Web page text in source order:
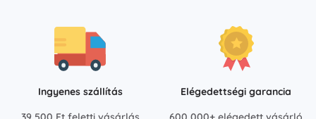
Ingyenes szállítás
Elégedettségi garancia